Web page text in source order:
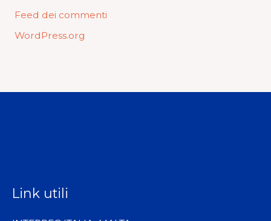
Feed dei commenti
WordPress.org
Link utili